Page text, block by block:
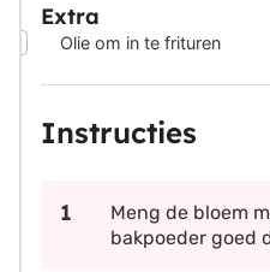
Extra
Olie om in te frituren
Instructies
Meng de bloem
bakpoeder goed